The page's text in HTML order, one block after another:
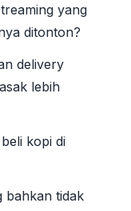
yang
ditonton?
delivery
lebih
kopi di
bahkan tidak